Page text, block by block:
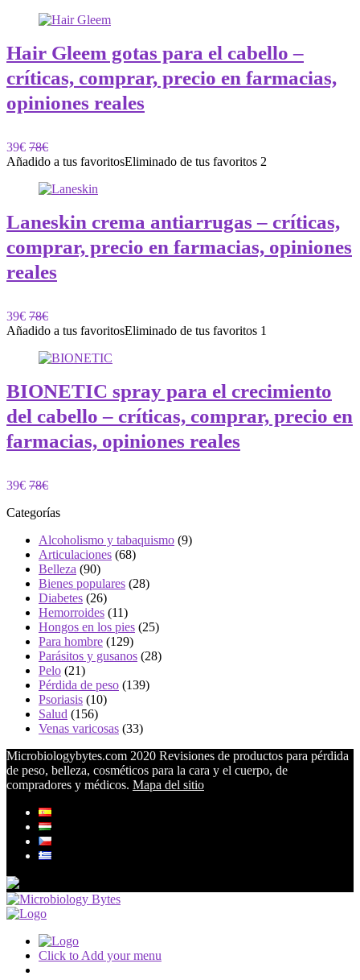
Hair Gleem gotas para el cabello –
críticas, comprar, precio en farmacias,
opiniones reales
39€ 78€
Añadido a tus favoritosEliminado de tus favoritos 2
Laneskin crema antiarrugas – críticas,
comprar, precio en farmacias, opiniones
reales
39€ 78€
Añadido a tus favoritosEliminado de tus favoritos 1
BIONETIC spray para el crecimiento
del cabello – críticas, comprar, precio en
farmacias, opiniones reales
39€ 78€
Categorías
Alcoholismo y tabaquismo (9)
Articulaciones (68)
Belleza (90)
Bienes populares (28)
Diabetes (26)
Hemorroides (11)
Hongos en los pies (25)
Para hombre (129)
Parásitos y gusanos (28)
Pelo (21)
Pérdida de peso (139)
Psoriasis (10)
Salud (156)
Venas varicosas (33)
Microbiologybytes.com 2020 Revisiones de productos para pérdida
de peso, belleza, cosméticos para la cara y el cuerpo, de
compradores y médicos. Mapa del sitio
Click to Add your menu